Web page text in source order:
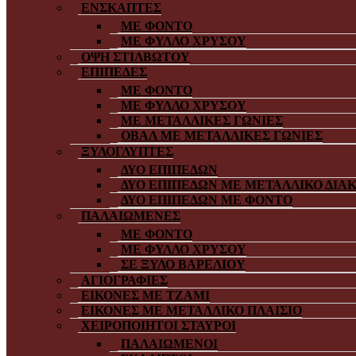
ΕΝΣΚΑΠΤΕΣ
ΜΕ ΦΟΝΤΟ
ΜΕ ΦΥΛΛΟ ΧΡΥΣΟΥ
ΟΨΗ ΣΤΙΛΒΩΤΟΥ
ΕΠΙΠΕΔΕΣ
ΜΕ ΦΟΝΤΟ
ΜΕ ΦΥΛΛΟ ΧΡΥΣΟΥ
ΜΕ ΜΕΤΑΛΛΙΚΕΣ ΓΩΝΙΕΣ
ΟΒΑΛ ΜΕ ΜΕΤΑΛΛΙΚΕΣ ΓΩΝΙΕΣ
ΞΥΛΟΓΛΥΠΤΕΣ
ΔΥΟ ΕΠΙΠΕΔΩΝ
ΔΥΟ ΕΠΙΠΕΔΩΝ ΜΕ ΜΕΤΑΛΛΙΚΟ
ΔΥΟ ΕΠΙΠΕΔΩΝ ΜΕ ΦΟΝΤΟ
ΠΑΛΑΙΩΜΕΝΕΣ
ΜΕ ΦΟΝΤΟ
ΜΕ ΦΥΛΛΟ ΧΡΥΣΟΥ
ΣΕ ΞΥΛΟ ΒΑΡΕΛΙΟΥ
ΑΓΙΟΓΡΑΦΙΕΣ
ΕΙΚΟΝΕΣ ΜΕ ΤΖΑΜΙ
ΕΙΚΟΝΕΣ ΜΕ ΜΕΤΑΛΛΙΚΟ ΠΛΑΙΣΙΟ
ΧΕΙΡΟΠΟΙΗΤΟΙ ΣΤΑΥΡΟΙ
ΠΑΛΑΙΩΜΕΝΟΙ